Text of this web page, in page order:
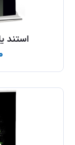
استند